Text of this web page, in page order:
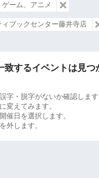
ーム、アニメ
ブックセンター藤井寺店
致するイベントは見つ
字・脱字がないか確認します
変えてみます。
催日を選択します。
外します。